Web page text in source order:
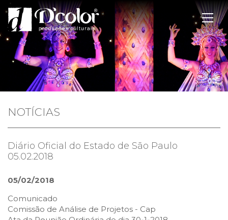
NOTÍCIAS
Diário Oficial do Estado de São Paulo
05.02.2018
05/02/2018
Comunicado
Comissão de Análise de Projetos - Cap